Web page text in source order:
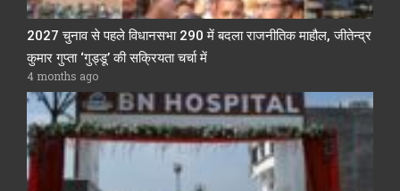
2027 चुनाव से पहले विधानसभा 290 में बदला राजनीतिक माहौल, जीतेन्द्र
कुमार गुप्ता ‘गुड्डू’ की सक्रियता चर्चा में
4 months ago